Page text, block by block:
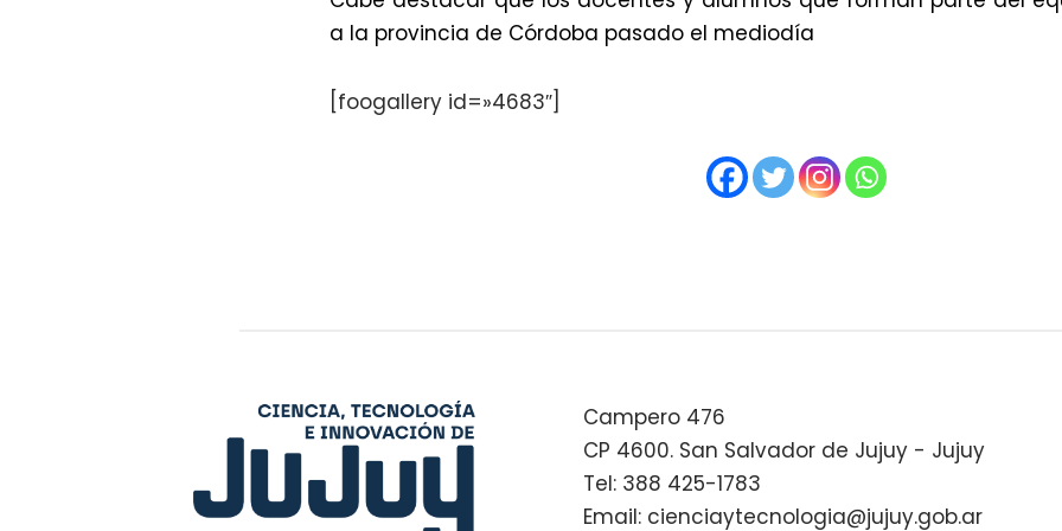
a la provincia de Córdoba pasado el mediodía
[foogallery id=»4683″]
Campero 476
CP 4600. San Salvador de Jujuy - Jujuy
Tel: 388 425-1783
Email: cienciaytecnologia@jujuy.gob.ar